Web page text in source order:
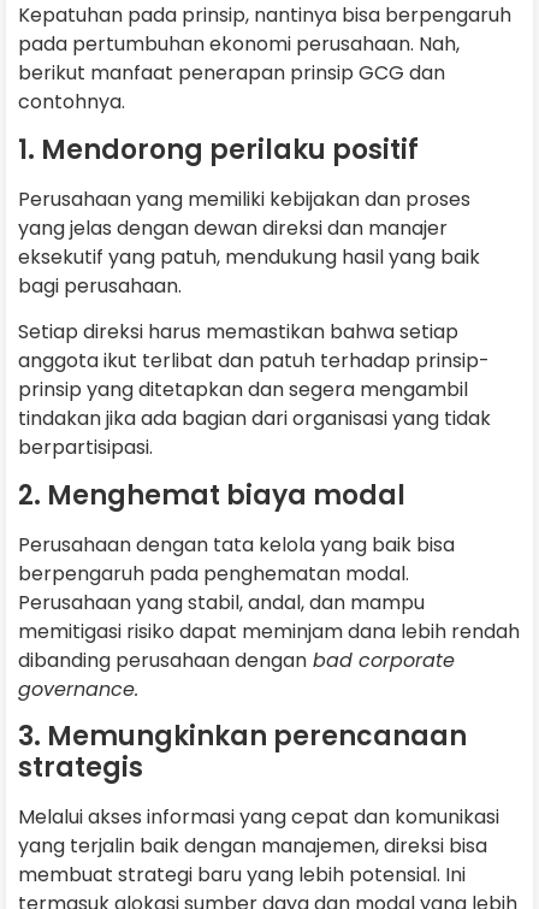
Kepatuhan pada prinsip, nantinya bisa berpengaruh
pada pertumbuhan ekonomi perusahaan. Nah,
berikut manfaat penerapan prinsip GCG dan
contohnya.
1. Mendorong perilaku positif
Perusahaan yang memiliki kebijakan dan proses
yang jelas dengan dewan direksi dan manajer
eksekutif yang patuh, mendukung hasil yang baik
bagi perusahaan.
Setiap direksi harus memastikan bahwa setiap
anggota ikut terlibat dan patuh terhadap prinsip-
prinsip yang ditetapkan dan segera mengambil
tindakan jika ada bagian dari organisasi yang tidak
berpartisipasi.
2. Menghemat biaya modal
Perusahaan dengan tata kelola yang baik bisa
berpengaruh pada penghematan modal.
Perusahaan yang stabil, andal, dan mampu
memitigasi risiko dapat meminjam dana lebih rendah
dibanding perusahaan dengan bad corporate
governance.
3. Memungkinkan perencanaan
strategis
Melalui akses informasi yang cepat dan komunikasi
yang terjalin baik dengan manajemen, direksi bisa
membuat strategi baru yang lebih potensial. Ini